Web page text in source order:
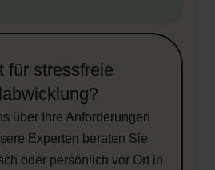
für stressfreie
über Ihre Anforderungen
Experten beraten Sie
oder persönlich vor Ort in